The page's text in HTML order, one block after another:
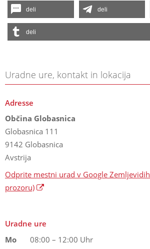
deli deli
deli
Uradne ure, kontakt in lokacija
Adresse
Občina Globasnica
Globasnica 111
9142 Globasnica
Avstrija
Odprite mestni urad v Google Zemljevidih
prozoru)
Uradne ure
Mo
08:00 – 12:00 Uhr